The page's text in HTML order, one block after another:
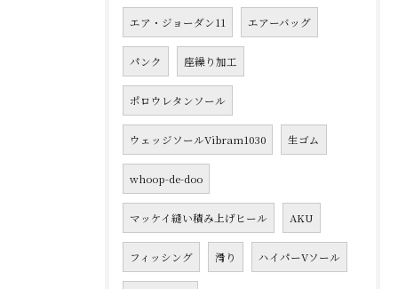
エア・ジョーダン11 エアーバッグ
パンク 座繰り加工
ポロウレタンソール
ウェッジソールVibram1030 生ゴム
whoop-de-doo
マッケイ縫い積み上げヒール AKU
フィッシング 滑り ハイパーVソール